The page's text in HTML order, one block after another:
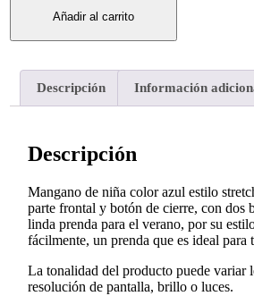
Añadir al carrito
Descripción Información
Descripción
Mangano de niña color azul estilo
parte frontal y botón de cierre, con dos
linda prenda para el verano, por su
fácilmente, un prenda que es ideal para
La tonalidad del producto puede variar
resolución de pantalla, brillo o luces.